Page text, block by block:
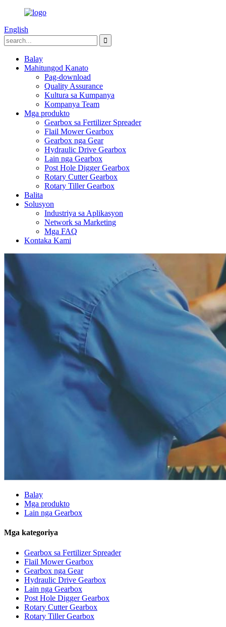
English
Balay
Mahitungod Kanato
Pag-download
Quality Assurance
Kultura sa Kumpanya
Kompanya Team
Mga produkto
Gearbox sa Fertilizer Spreader
Flail Mower Gearbox
Gearbox nga Gear
Hydraulic Drive Gearbox
Lain nga Gearbox
Post Hole Digger Gearbox
Rotary Cutter Gearbox
Rotary Tiller Gearbox
Balita
Solusyon
Industriya sa Aplikasyon
Network sa Marketing
Mga FAQ
Kontaka Kami
Balay
Mga produkto
Lain nga Gearbox
Mga kategoriya
Gearbox sa Fertilizer Spreader
Flail Mower Gearbox
Gearbox nga Gear
Hydraulic Drive Gearbox
Lain nga Gearbox
Post Hole Digger Gearbox
Rotary Cutter Gearbox
Rotary Tiller Gearbox